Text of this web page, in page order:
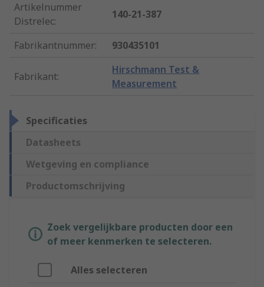
Artikelnummer
Distrelec:
140-21-387
Fabrikantnummer: 930435101
Fabrikant:
Hirschmann Test &
Measurement
Specificaties
Datasheets
Wetgeving en compliance
Productomschrijving
Zoek vergelijkbare producten door een
of meer kenmerken te selecteren.
Alles selecteren